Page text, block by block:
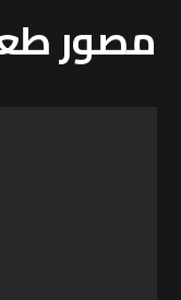
مصور